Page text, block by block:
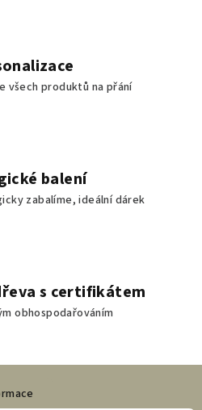
všech produktů na přání
balení
zabalíme, ideální dárek
s certifikátem
obhospodařováním